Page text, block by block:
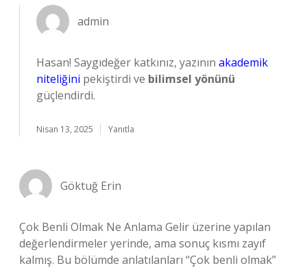
admin
Hasan! Saygıdeğer katkınız, yazının akademik
niteliğini pekiştirdi ve bilimsel yönünü
güçlendirdi.
Nisan 13, 2025 Yanıtla
Göktuğ Erin
Çok Benli Olmak Ne Anlama Gelir üzerine yapılan
değerlendirmeler yerinde, ama sonuç kısmı zayıf
kalmış. Bu bölümde anlatılanları “Çok benli olmak”